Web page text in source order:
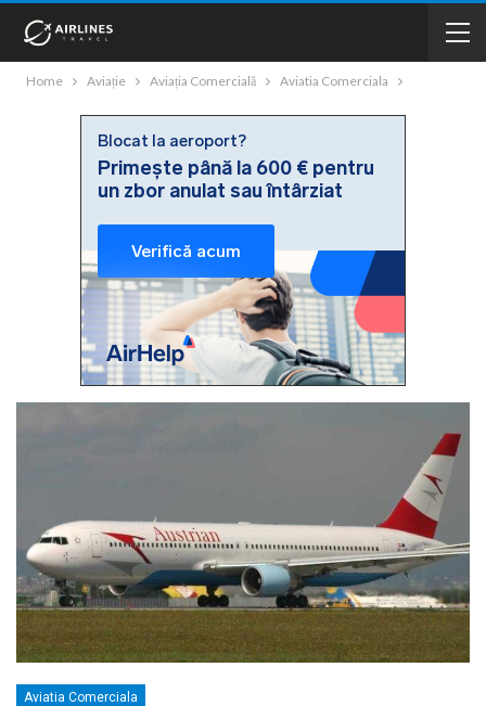
Home Aviație Aviația Comercială Aviatia Comerciala
Aviatia Comerciala